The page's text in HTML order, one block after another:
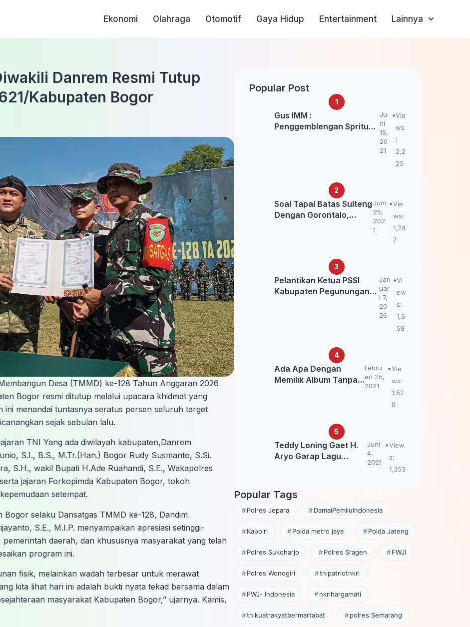
Ekonomi Olahraga Otomotif Gaya Hidup Entertainment Lainnya
Danrem Resmi Tutup
Kabupaten Bogor
Desa (TMMD) ke-128 Tahun Anggaran 2026
Bogor resmi ditutup melalui upacara khidmat yang
ini menandai tuntasnya seratus persen seluruh target
sejak sebulan lalu.
TNI Yang ada diwilayah kabupaten,Danrem
S.I., B.S., M.Tr.(Han.) Bogor Rudy Susmanto, S.Si.
S.H., wakil Bupati H.Ade Ruahandi, S.E., Wakapolres
jajaran Forkopimda Kabupaten Bogor, tokoh
setempat.
Bogor selaku Dansatgas TMMD ke-128, Dandim
S.E., M.I.P. menyampaikan apresiasi setinggi-
daerah, dan khususnya masyarakat yang telah
program ini.
fisik, melainkan wadah terbesar untuk merawat
kita lihat hari ini adalah bukti nyata tekad bersama dalam
masyarakat Kabupaten Bogor,” ujarnya. Kamis,
Popular Post
Gus IMM :
Penggemblengan Spritual
Ju
ni
15,
20
21
Vie
ws
:
2,2
25
Soal Tapal Batas Sulteng
Dengan Gorontalo,
Juni
25,
202
1
Vie
ws:
1,24
7
Pelantikan Ketua PSSI
Kabupaten Pegunungan
Jan
uar
i 7,
20
26
Vi
ew
s:
1,5
59
Ada Apa Dengan
Memilik Album Tanpa
Febru
ari 25,
2021
Vie
ws:
1,52
9
Teddy Loning Gaet H.
Aryo Garap Lagu
Juni
4,
2021
View
s:
1,353
Popular Tags
Polres Jepara DamaiPemiluIndonesia
Kapolri Polda metro jaya Polda Jateng
Polres Sukoharjo Polres Sragen FWJI
Polres Wonogiri tnipatriotnkri
FWJ- Indonesia nkrihargamati
tnikuatrakyatbermartabat polres Semarang